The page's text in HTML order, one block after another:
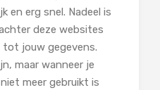
en erg snel. Nadeel is
deze websites
jouw gegevens.
maar wanneer je
meer gebruikt is